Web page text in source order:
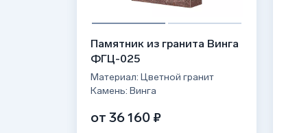
Памятник из гранита Винга
ФГЦ-025
Материал: Цветной гранит
Камень: Винга
от 36 160 ₽